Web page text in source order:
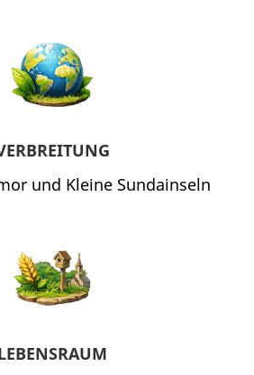
und Kleine Sundainseln